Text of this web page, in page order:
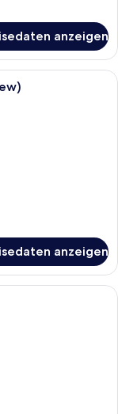
anzeigen
mit einem großen
anzeigen
mit einem großen